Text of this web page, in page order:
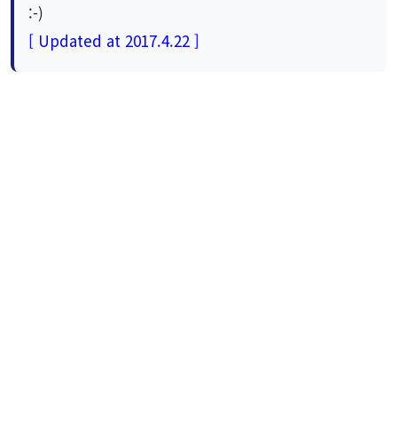
:-)
[ Updated at 2017.4.22 ]